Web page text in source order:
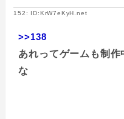
152: ID:KrW7eKyH.net
>>138
あれってゲームも制作
な